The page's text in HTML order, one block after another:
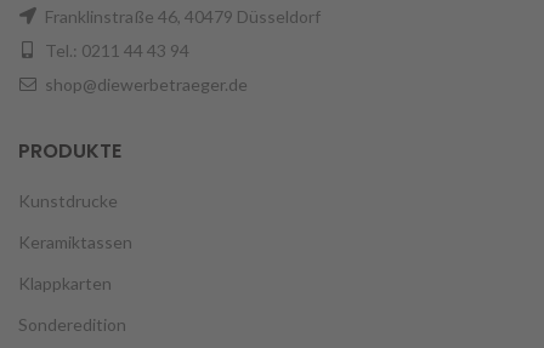
Franklinstraße 46, 40479 Düsseldorf
Tel.: 0211 44 43 94
shop@diewerbetraeger.de
PRODUKTE
Kunstdrucke
Keramiktassen
Klappkarten
Sonderedition